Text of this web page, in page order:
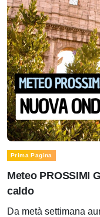
Prima Pagina
Meteo PROSSIMI
caldo
Da metà settimana